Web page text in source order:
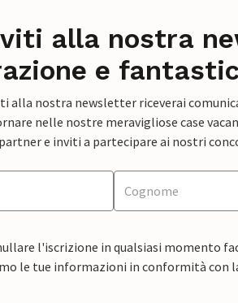
alla nostra
e
alla nostra newsletter riceverai
nelle nostre meravigliose case
e inviti a partecipare ai nostri
l'iscrizione in qualsiasi momento
le tue informazioni in conformità con